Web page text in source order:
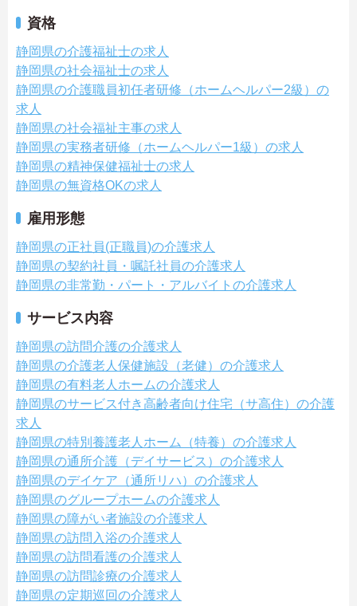
資格
静岡県の介護福祉士の求人
静岡県の社会福祉士の求人
静岡県の介護職員初任者研修（ホームヘルパー2級）の
求人
静岡県の社会福祉主事の求人
静岡県の実務者研修（ホームヘルパー1級）の求人
静岡県の精神保健福祉士の求人
静岡県の無資格OKの求人
雇用形態
静岡県の正社員(正職員)の介護求人
静岡県の契約社員・嘱託社員の介護求人
静岡県の非常勤・パート・アルバイトの介護求人
サービス内容
静岡県の訪問介護の介護求人
静岡県の介護老人保健施設（老健）の介護求人
静岡県の有料老人ホームの介護求人
静岡県のサービス付き高齢者向け住宅（サ高住）の介護
求人
静岡県の特別養護老人ホーム（特養）の介護求人
静岡県の通所介護（デイサービス）の介護求人
静岡県のデイケア（通所リハ）の介護求人
静岡県のグループホームの介護求人
静岡県の障がい者施設の介護求人
静岡県の訪問入浴の介護求人
静岡県の訪問看護の介護求人
静岡県の訪問診療の介護求人
静岡県の定期巡回の介護求人